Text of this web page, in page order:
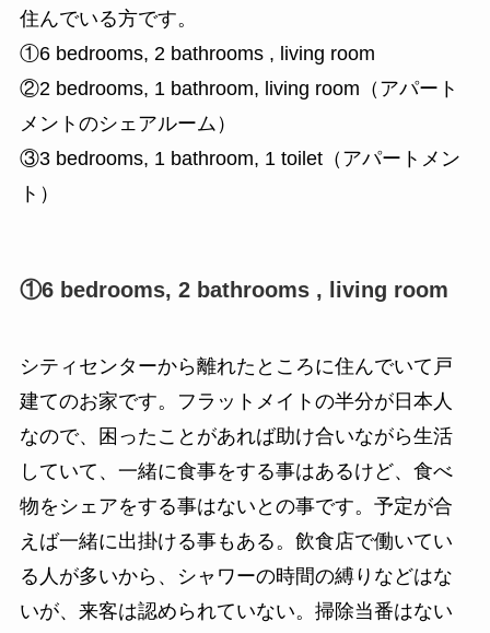
住んでいる方です。
①6 bedrooms, 2 bathrooms , living room
②2 bedrooms, 1 bathroom, living room（アパート
メントのシェアルーム）
③3 bedrooms, 1 bathroom, 1 toilet（アパートメン
ト）
①6 bedrooms, 2 bathrooms , living room
シティセンターから離れたところに住んでいて戸
建てのお家です。フラットメイトの半分が日本人
なので、困ったことがあれば助け合いながら生活
していて、一緒に食事をする事はあるけど、食べ
物をシェアをする事はないとの事です。予定が合
えば一緒に出掛ける事もある。飲食店で働いてい
る人が多いから、シャワーの時間の縛りなどはな
いが、来客は認められていない。掃除当番はない